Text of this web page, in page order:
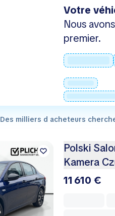
Votre
Nous
premier.
Des milliers d acheteurs
Polski
Kamera
11 610 €